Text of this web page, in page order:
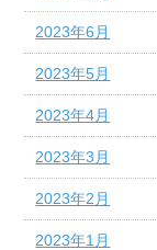
2023年6月
2023年5月
2023年4月
2023年3月
2023年2月
2023年1月